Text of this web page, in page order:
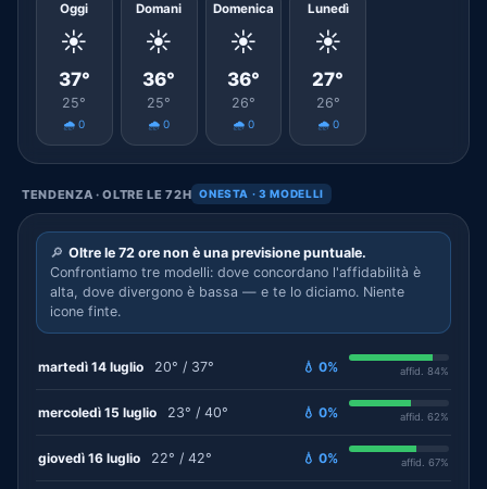
Oggi
☀️
37°
25°
🌧️ 0
Domani
☀️
36°
25°
🌧️ 0
Domenica
☀️
36°
26°
🌧️ 0
Lunedì
☀️
27°
26°
🌧️ 0
TENDENZA · OLTRE LE 72H ONESTA · 3 MODELLI
🔎 Oltre le 72 ore non è una previsione puntuale.
Confrontiamo tre modelli: dove concordano l'affidabilità è
alta, dove divergono è bassa — e te lo diciamo. Niente
icone finte.
martedì 14 luglio 20° / 37° 💧 0% affid. 84%
mercoledì 15 luglio 23° / 40° 💧 0% affid. 62%
giovedì 16 luglio 22° / 42° 💧 0% affid. 67%